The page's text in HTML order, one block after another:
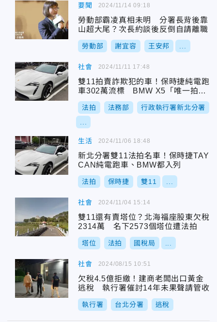
要聞
勞動部霸凌真相未明 分署長背後靠
山超大尾？次長約談後反倒自請離職
勞動部 謝宜容 王安邦
2024/11/14 09:18
社會
雙11拍賣詐欺犯的車！保時捷純電跑
車302萬流標 BMW X5「唯一拍
出」
法拍 法務部 行政執行署新北分署
2024/11/11 17:48
生活
新北分署雙11法拍名車！保時捷TAY
CAN純電跑車、BMW都入列
法拍 保時捷 雙11
2024/11/06 18:48
社會
雙11還有賣塔位？北海福座股東欠稅
2314萬 名下2573個塔位遭法拍
塔位 法拍 國稅局
2024/11/04 15:14
社會
欠稅4.5億拒繳！建商老闆出口黃金
逃稅 執行署催討14年未果聲請管收
執行署 台北分署 逃稅
2024/08/15 10:51